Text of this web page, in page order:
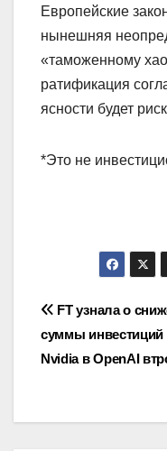
Европейские
нынешняя
«таможенному
ратификация
ясности будет
*Это не
по
FT узнала о
суммы инвестиций
Nvidia в OpenAI